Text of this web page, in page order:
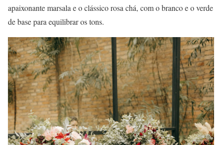
apaixonante marsala e o clássico rosa chá, com o branco e o verde
de base para equilibrar os tons.